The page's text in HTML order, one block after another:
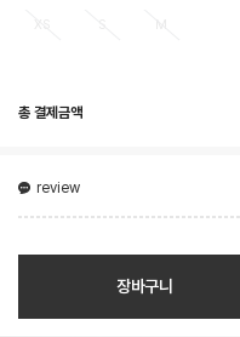
총 결제금액
review
장바구니